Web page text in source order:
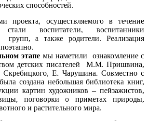
способностей.
осуществляемого в течение
воспитатели, воспитанники
групп, а также родители. Реализация
этапе мы наметили ознакомление с
детских писателей М.М. Пришвина,
Е. Чарушина. Совместно с
создана небольшая библиотека книг,
картин художников – пейзажистов,
поговорки о приметах природы,
и растительного мира.